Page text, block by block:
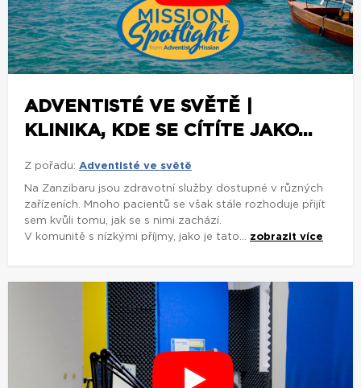
ADVENTISTÉ VE SVĚTĚ |
KLINIKA, KDE SE CÍTÍTE JAKO...
Z pořadu: Adventisté ve světě
Na Zanzibaru jsou zdravotní služby dostupné v různých
zařízeních. Mnoho pacientů se však stále rozhoduje přijít
sem kvůli tomu, jak se s nimi zachází.
V komunitě s nízkými příjmy, jako je tato... zobrazit více